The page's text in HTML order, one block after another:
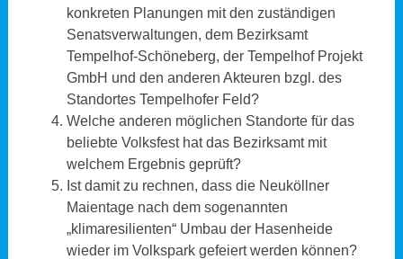
konkreten Planungen mit den zuständigen
Senatsverwaltungen, dem Bezirksamt
Tempelhof-Schöneberg, der Tempelhof Projekt
GmbH und den anderen Akteuren bzgl. des
Standortes Tempelhofer Feld?
Welche anderen möglichen Standorte für das
beliebte Volksfest hat das Bezirksamt mit
welchem Ergebnis geprüft?
Ist damit zu rechnen, dass die Neuköllner
Maientage nach dem sogenannten
„klimaresilienten“ Umbau der Hasenheide
wieder im Volkspark gefeiert werden können?